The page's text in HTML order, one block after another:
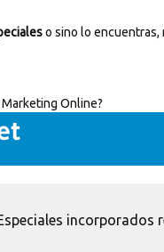
o sino lo encuentras,
Marketing Online?
incorporados